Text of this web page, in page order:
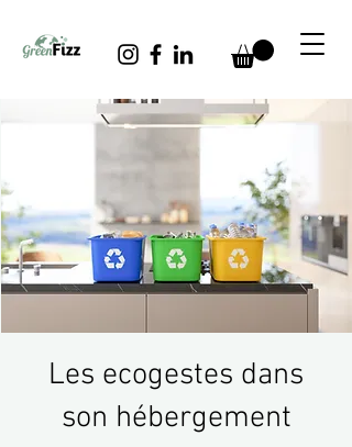
Les ecogestes dans
son hébergement